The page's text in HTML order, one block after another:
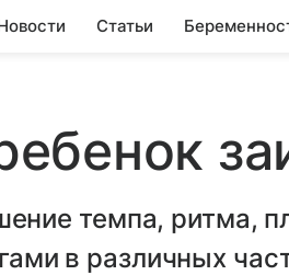
Статьи
темпа, ритма,
в различных